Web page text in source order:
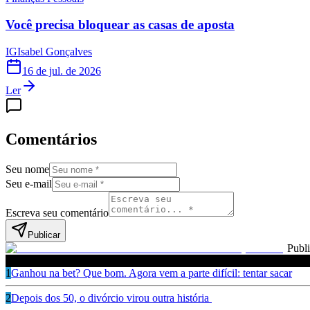
Você precisa bloquear as casas de aposta
IGIsabel Gonçalves
16 de jul. de 2026
Ler
Comentários
Seu nome
Seu e-mail
Escreva seu comentário
Publicar
1Ganhou na bet? Que bom. Agora vem a parte difícil: tentar sacar
2Depois dos 50, o divórcio virou outra história